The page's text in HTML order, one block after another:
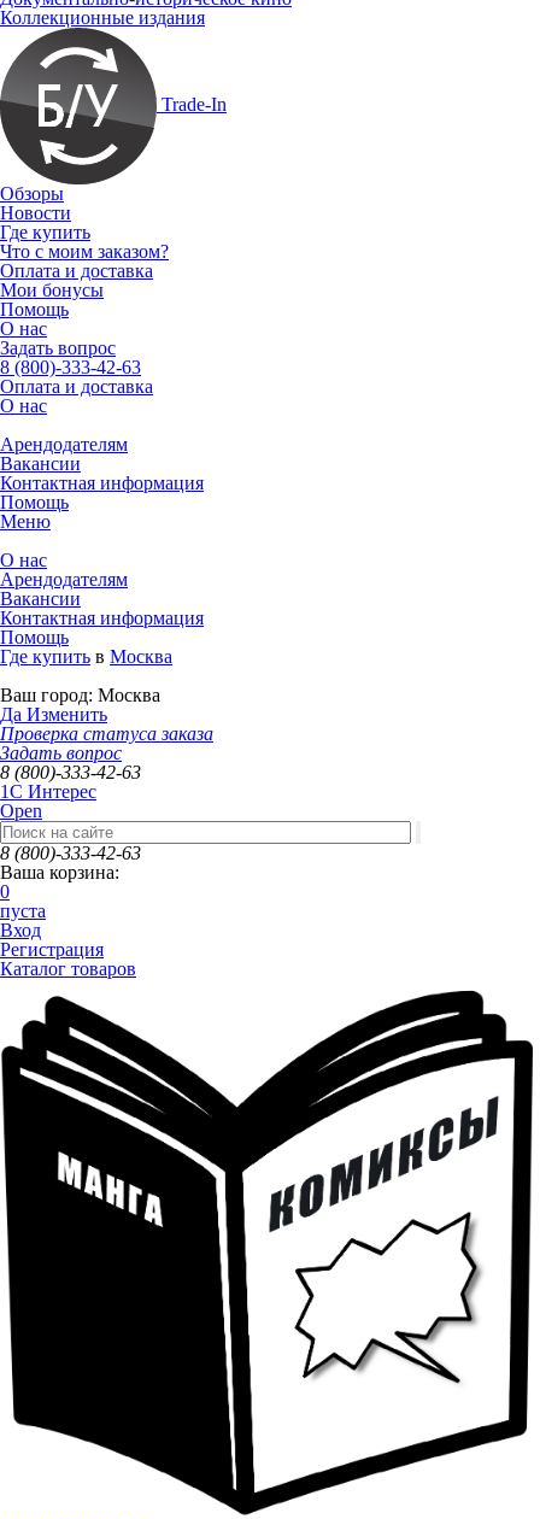
Коллекционные издания
Trade-In
Обзоры
Новости
Где купить
Что с моим заказом?
Оплата и доставка
Мои бонусы
Помощь
О нас
Задать вопрос
8 (800)-333-42-63
Оплата и доставка
О нас
Арендодателям
Вакансии
Контактная информация
Помощь
Меню
О нас
Арендодателям
Вакансии
Контактная информация
Помощь
Где купить в Москва
Ваш город: Москва
Да Изменить
Проверка статуса заказа
Задать вопрос
8 (800)-333-42-63
1C Интерес
Open
8 (800)-333-42-63
Ваша корзина:
0
пуста
Вход
Регистрация
Каталог товаров